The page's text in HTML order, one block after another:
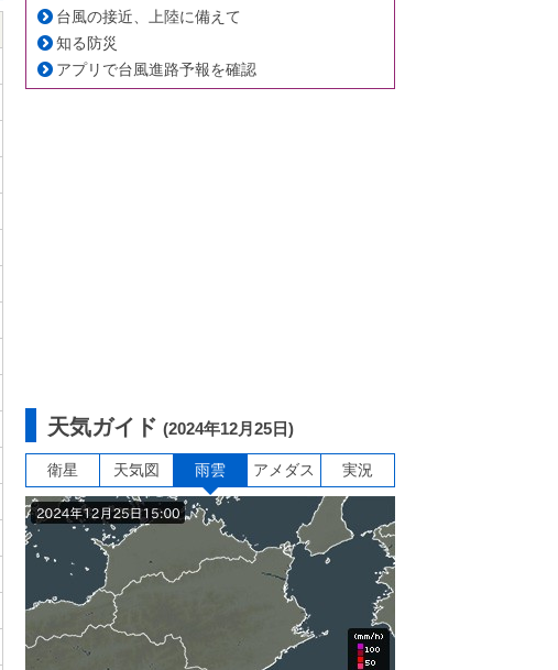
台風の接近、上陸に備えて
知る防災
アプリで台風進路予報を確認
天気ガイド (2024年12月25日)
衛星 天気図 雨雲 アメダス 実況